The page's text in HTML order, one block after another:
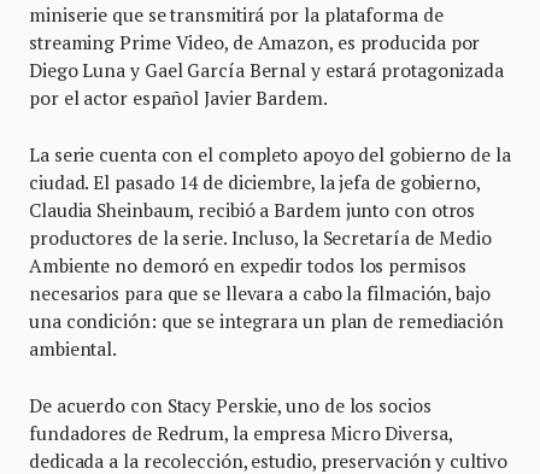
miniserie que se transmitirá por la plataforma de
streaming Prime Video, de Amazon, es producida por
Diego Luna y Gael García Bernal y estará protagonizada
por el actor español Javier Bardem.
La serie cuenta con el completo apoyo del gobierno de la
ciudad. El pasado 14 de diciembre, la jefa de gobierno,
Claudia Sheinbaum, recibió a Bardem junto con otros
productores de la serie. Incluso, la Secretaría de Medio
Ambiente no demoró en expedir todos los permisos
necesarios para que se llevara a cabo la filmación, bajo
una condición: que se integrara un plan de remediación
ambiental.
De acuerdo con Stacy Perskie, uno de los socios
fundadores de Redrum, la empresa Micro Diversa,
dedicada a la recolección, estudio, preservación y cultivo